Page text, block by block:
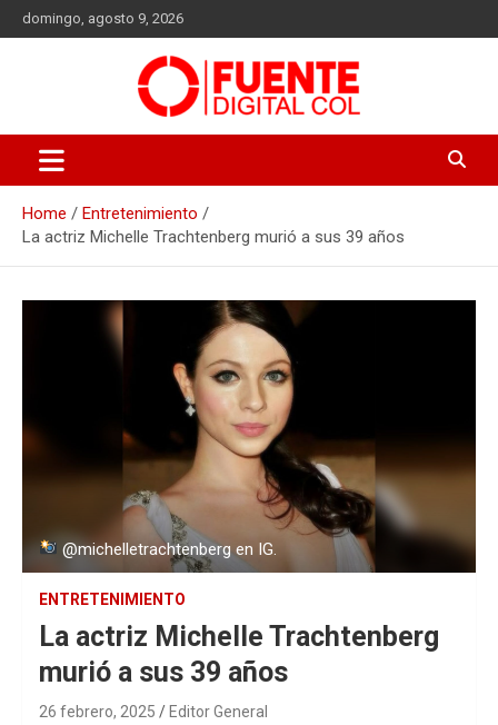
Skip
to
domingo, agosto 9, 2026
Fuente Digital Col
Home
Entretenimiento
La actriz Michelle Trachtenberg murió a sus 39 años
@michelletrachtenberg en IG.
ENTRETENIMIENTO
La actriz Michelle Trachtenberg
murió a sus 39 años
26 febrero, 2025 Editor General